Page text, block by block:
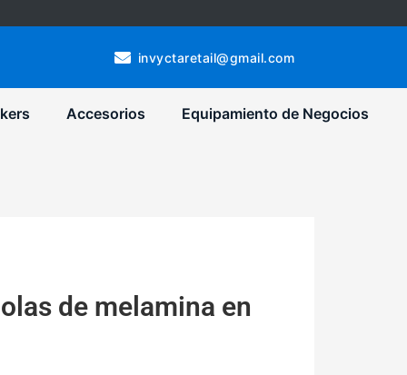
invyctaretail@gmail.com
Accesorios Equipamiento de Negocios
de melamina en